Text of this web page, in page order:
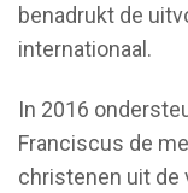
benadrukt de
internationaal.
In 2016
Franciscus de
christenen uit de